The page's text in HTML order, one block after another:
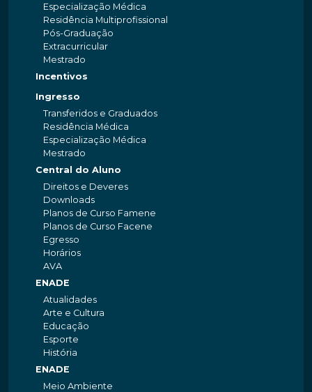
Especialização Médica
Residência Multiprofissional
Pós-Graduação
Extracurricular
Mestrado
Incentivos
Ingresso
Transferidos e Graduados
Residência Médica
Especialização Médica
Mestrado
Central do Aluno
Direitos e Deveres
Downloads
Planos de Curso Famene
Planos de Curso Facene
Egresso
Horários
AVA
ENADE
Atualidades
Arte e Cultura
Educação
Esporte
História
ENADE
Meio Ambiente